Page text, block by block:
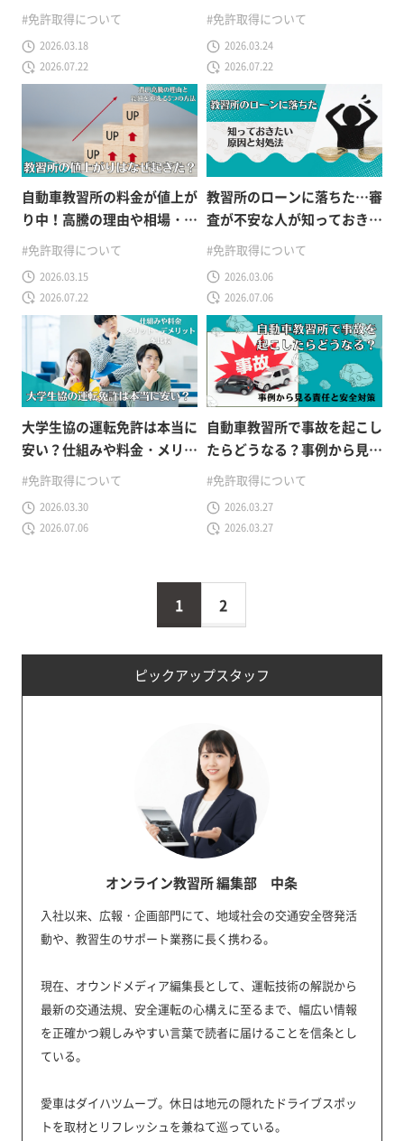
ピックアップスタッフ
オンライン教習所 編集部 中条
入社以来、広報・企画部門にて、地域社会の交通安全啓発活
動や、教習生のサポート業務に長く携わる。
現在、オウンドメディア編集長として、運転技術の解説から
最新の交通法規、安全運転の心構えに至るまで、幅広い情報
を正確かつ親しみやすい言葉で読者に届けることを信条とし
ている。
愛車はダイハツムーブ。休日は地元の隠れたドライブスポッ
トを取材とリフレッシュを兼ねて巡っている。
況や合宿・通学を選ぶポイン
#免許取得について
2026.03.18
2026.07.22
スタイル別の目安をわかりや
#免許取得について
2026.03.24
2026.07.22
自動車教習所の料金が値上が
り中！高騰の理由や相場・お
得に抑える方法を解説
#免許取得について
2026.03.15
2026.07.22
教習所のローンに落ちた…審
査が不安な人が知っておきた
い原因と対処法
#免許取得について
2026.03.06
2026.07.06
大学生協の運転免許は本当に
安い？仕組みや料金・メリッ
ト・デメリットを比較
#免許取得について
2026.03.30
2026.07.06
自動車教習所で事故を起こし
たらどうなる？事例から見る
責任と安全対策
#免許取得について
2026.03.27
2026.03.27
1 2